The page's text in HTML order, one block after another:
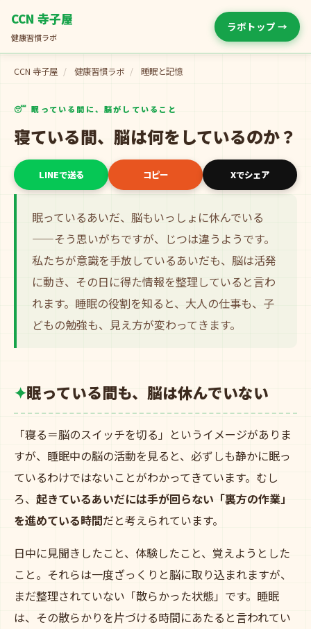
CCN 寺子屋
健康習慣ラボ
ラボトップ →
CCN 寺子屋 / 健康習慣ラボ / 睡眠と記憶
😴 眠っている間に、脳がしていること
寝ている間、脳は何をしているのか？
LINEで送る コピー Xでシェア
眠っているあいだ、脳もいっしょに休んでいる
——そう思いがちですが、じつは違うようです。
私たちが意識を手放しているあいだも、脳は活発
に動き、その日に得た情報を整理していると言わ
れます。睡眠の役割を知ると、大人の仕事も、子
どもの勉強も、見え方が変わってきます。
眠っている間も、脳は休んでいない
「寝る＝脳のスイッチを切る」というイメージがありま
すが、睡眠中の脳の活動を見ると、必ずしも静かに眠っ
ているわけではないことがわかってきています。むし
ろ、 起きているあいだには手が回らない「裏方の作業」
を進めている時間だと考えられています。
日中に見聞きしたこと、体験したこと、覚えようとした
こと。それらは一度ざっくりと脳に取り込まれますが、
まだ整理されていない「散らかった状態」です。睡眠
は、その散らかりを片づける時間にあたると言われてい